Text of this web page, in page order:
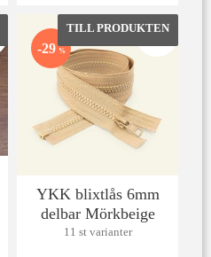
till i favoriter
YKK blixtlås 6mm
delbar Mörkbeige
11 st varianter
29 % Lägg till